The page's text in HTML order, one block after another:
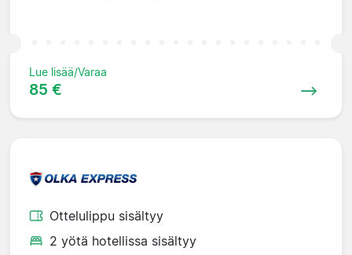
Lue lisää/Varaa
85 €
Ottelulippu sisältyy
2 yötä hotellissa sisältyy